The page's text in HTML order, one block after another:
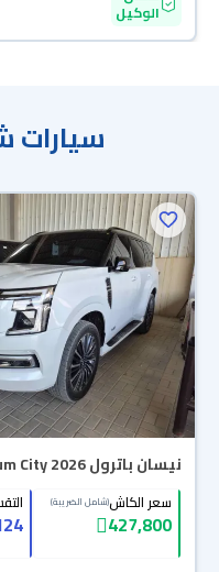
الوكيل
سيارات
نيسان باترول LE Platinum City 2026 دبل
سعر الكاش(شامل الضريبة)
427,800